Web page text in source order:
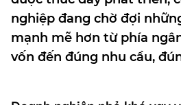
nghiệp đang chờ đợi
mạnh mẽ hơn từ phía
vốn đến đúng nhu cầu,